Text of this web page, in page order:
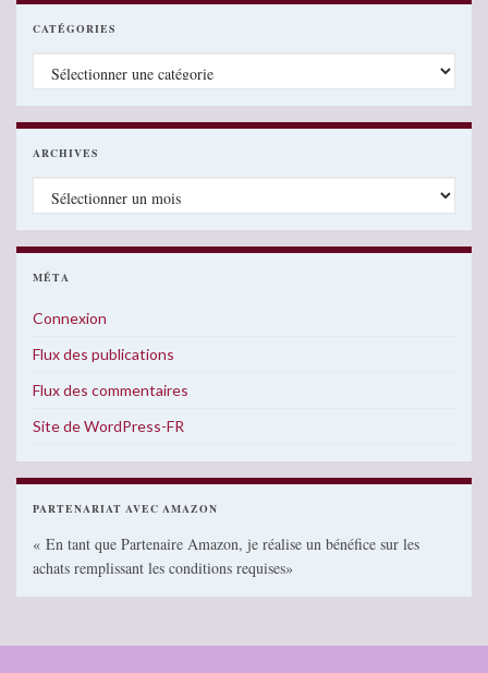
CATÉGORIES
Catégories
ARCHIVES
Archives
MÉTA
Connexion
Flux des publications
Flux des commentaires
Site de WordPress-FR
PARTENARIAT AVEC AMAZON
« En tant que Partenaire Amazon, je réalise un bénéfice sur les
achats remplissant les conditions requises»